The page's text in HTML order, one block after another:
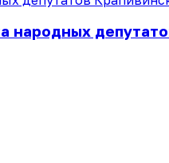
народных